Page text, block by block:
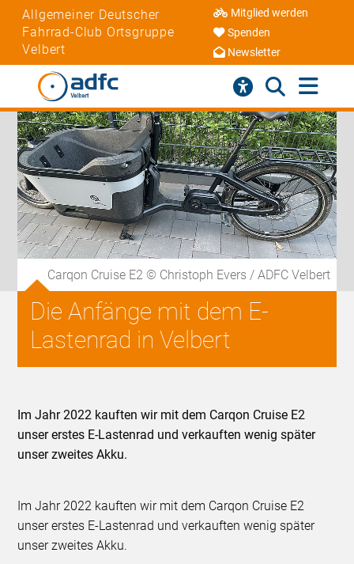
Allgemeiner Deutscher
Fahrrad-Club Ortsgruppe
Velbert
Mitglied werden
Spenden
Newsletter
Carqon Cruise E2 © Christoph Evers / ADFC Velbert
Die Anfänge mit dem E-
Lastenrad in Velbert
Im Jahr 2022 kauften wir mit dem Carqon Cruise E2
unser erstes E-Lastenrad und verkauften wenig später
unser zweites Akku.
Im Jahr 2022 kauften wir mit dem Carqon Cruise E2
unser erstes E-Lastenrad und verkauften wenig später
unser zweites Akku.